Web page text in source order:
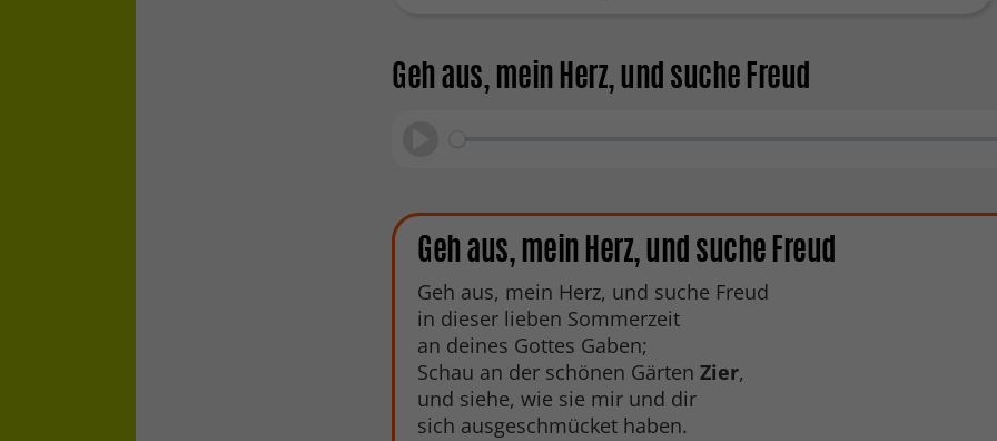
Geh aus, mein Herz, und suche Freud
Geh aus, mein Herz, und suche Freud
Geh aus, mein Herz, und suche Freud
in dieser lieben Sommerzeit
an deines Gottes Gaben;
Schau an der schönen Gärten Zier,
und siehe, wie sie mir und dir
sich ausgeschmücket haben.